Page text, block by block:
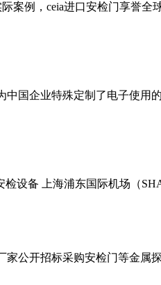
例，ceia进口安检门享誉
国企业特殊定制了电子使
设备 上海浦东国际机场（
公开招标采购安检门等金属